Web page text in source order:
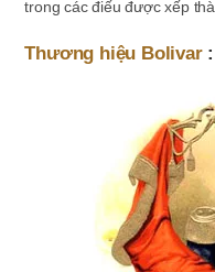
trong các điếu được xếp
Thương hiệu Bolivar: